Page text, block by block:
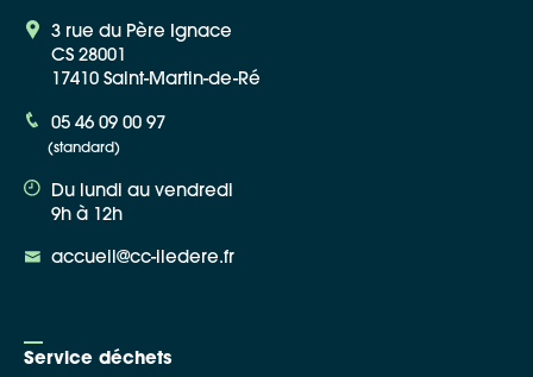
3 rue du Père Ignace
CS 28001
17410 Saint-Martin-de-Ré
05 46 09 00 97
(standard)
Du lundi au vendredi
9h à 12h
accueil@cc-iledere.fr
Service déchets